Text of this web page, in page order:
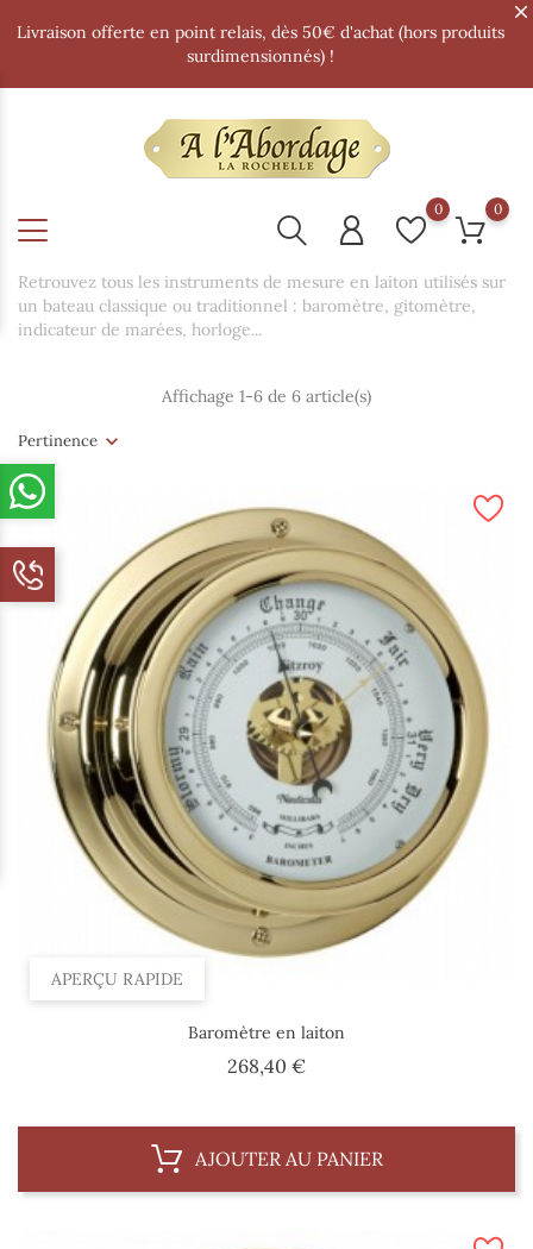
Livraison offerte en point relais, dès 50€ d'achat (hors produits
surdimensionnés) !
0 0
Retrouvez tous les instruments de mesure en laiton utilisés sur
un bateau classique ou traditionnel : baromètre, gitomètre,
indicateur de marées, horloge...
Pertinence
Affichage 1-6 de 6 article(s)
APERÇU RAPIDE
Baromètre en laiton
268,40 €Prix
AJOUTER AU PANIER